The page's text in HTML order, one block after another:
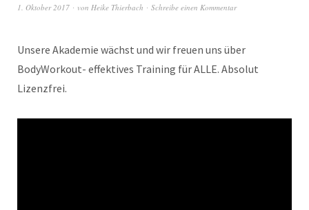
1. Oktober 2017 von Heike Thierbach Schreibe einen Kommentar
Unsere Akademie wächst und wir freuen uns über
BodyWorkout- effektives Training für ALLE. Absolut
Lizenzfrei.